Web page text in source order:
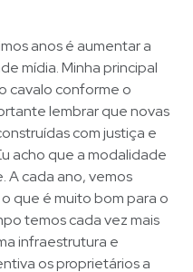
anos é aumentar a
mídia. Minha principal
cavalo conforme o
lembrar que novas
com justiça e
acho que a modalidade
A cada ano, vemos
que é muito bom para o
temos cada vez mais
infraestrutura e
os proprietários a